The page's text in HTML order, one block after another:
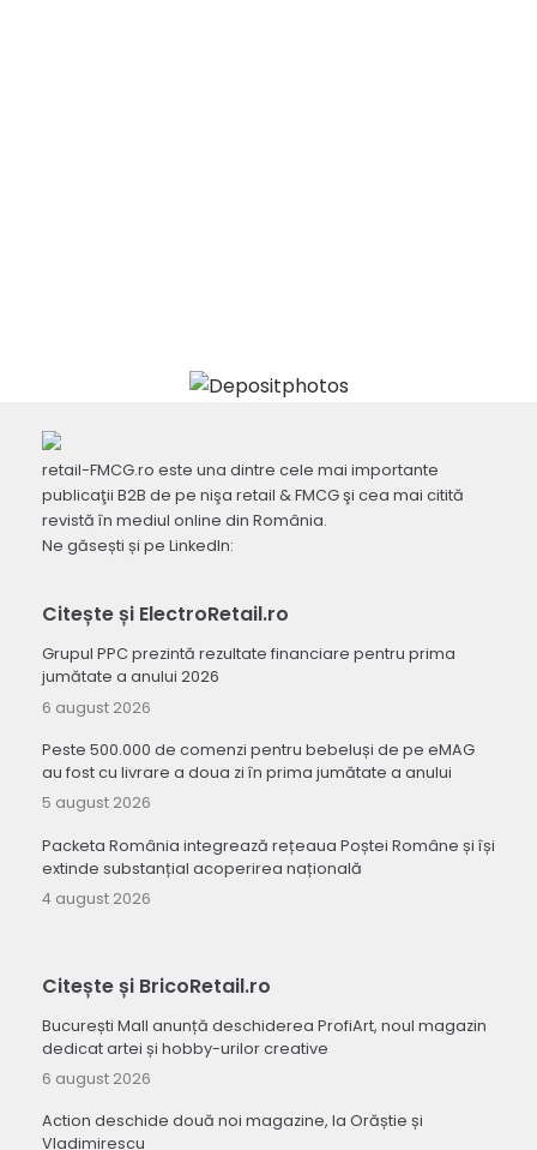
retail-FMCG.ro este una dintre cele mai importante
publicaţii B2B de pe nişa retail & FMCG şi cea mai citită
revistă în mediul online din România.
Ne găsești și pe LinkedIn:
Citește și ElectroRetail.ro
Grupul PPC prezintă rezultate financiare pentru prima
jumătate a anului 2026
6 august 2026
Peste 500.000 de comenzi pentru bebeluși de pe eMAG
au fost cu livrare a doua zi în prima jumătate a anului
5 august 2026
Packeta România integrează rețeaua Poștei Române și își
extinde substanțial acoperirea națională
4 august 2026
Citește și BricoRetail.ro
București Mall anunță deschiderea ProfiArt, noul magazin
dedicat artei și hobby-urilor creative
6 august 2026
Action deschide două noi magazine, la Orăștie și
Vladimirescu